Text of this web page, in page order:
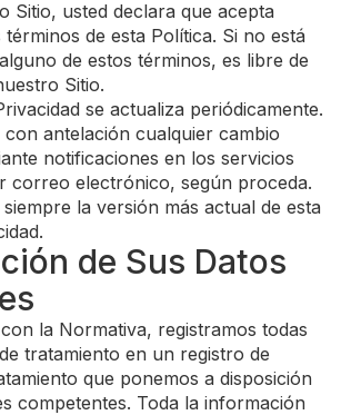
Sitio, usted declara que acepta
de esta Política. Si no está
de estos términos, es libre de
Sitio.
se actualiza periódicamente.
antelación cualquier cambio
notificaciones en los servicios
correo electrónico, según proceda.
la versión más actual de esta
de Sus Datos
la Normativa, registramos todas
tratamiento en un registro de
que ponemos a disposición
competentes. Toda la información